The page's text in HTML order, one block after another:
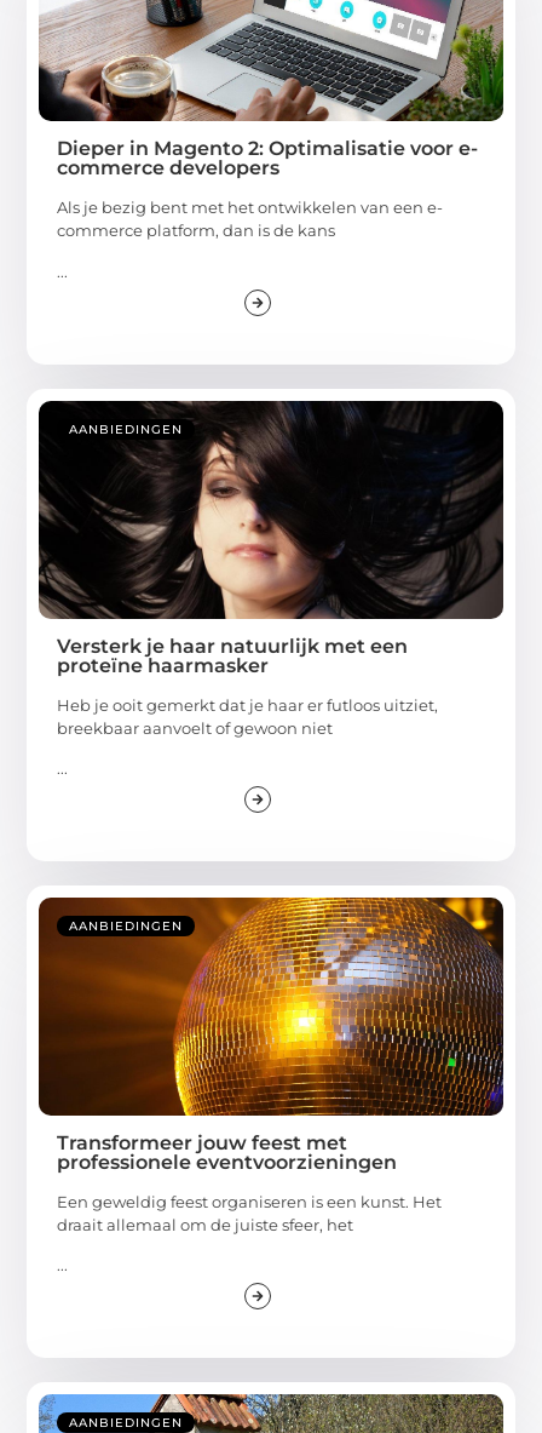
Dieper in Magento 2: Optimalisatie voor e-
commerce developers
Als je bezig bent met het ontwikkelen van een e-
commerce platform, dan is de kans
...
AANBIEDINGEN
Versterk je haar natuurlijk met een
proteïne haarmasker
Heb je ooit gemerkt dat je haar er futloos uitziet,
breekbaar aanvoelt of gewoon niet
...
AANBIEDINGEN
Transformeer jouw feest met
professionele eventvoorzieningen
Een geweldig feest organiseren is een kunst. Het
draait allemaal om de juiste sfeer, het
...
AANBIEDINGEN